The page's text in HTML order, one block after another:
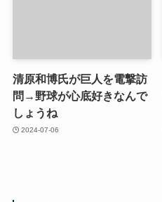
清原和博氏が巨人を電撃訪
問→野球が心底好きなんで
しょうね
2024-07-06